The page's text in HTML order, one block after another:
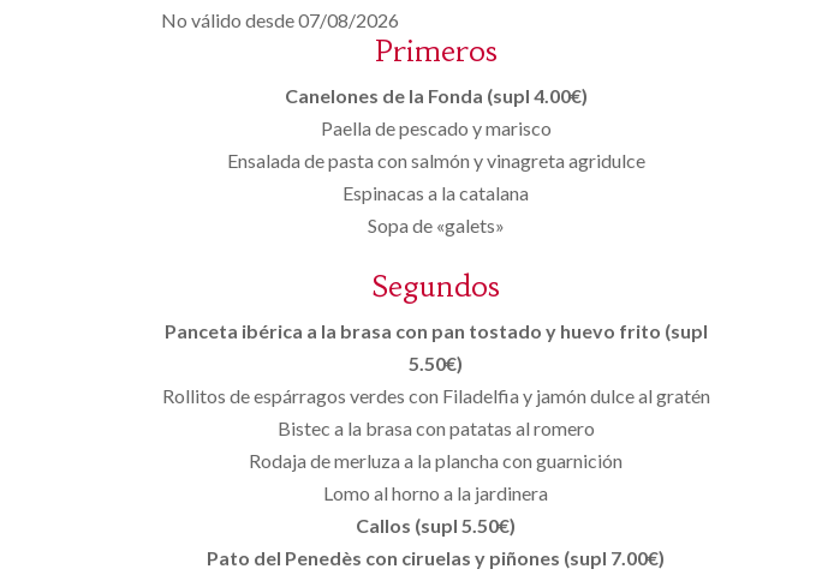
No válido desde 07/08/2026
Primeros
Canelones de la Fonda (supl 4.00€)
Paella de pescado y marisco
Ensalada de pasta con salmón y vinagreta agridulce
Espinacas a la catalana
Sopa de «galets»
Segundos
Panceta ibérica a la brasa con pan tostado y huevo frito (supl
5.50€)
Rollitos de espárragos verdes con Filadelfia y jamón dulce al gratén
Bistec a la brasa con patatas al romero
Rodaja de merluza a la plancha con guarnición
Lomo al horno a la jardinera
Callos (supl 5.50€)
Pato del Penedès con ciruelas y piñones (supl 7.00€)